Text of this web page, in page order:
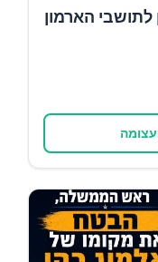
לתושבי הארמון